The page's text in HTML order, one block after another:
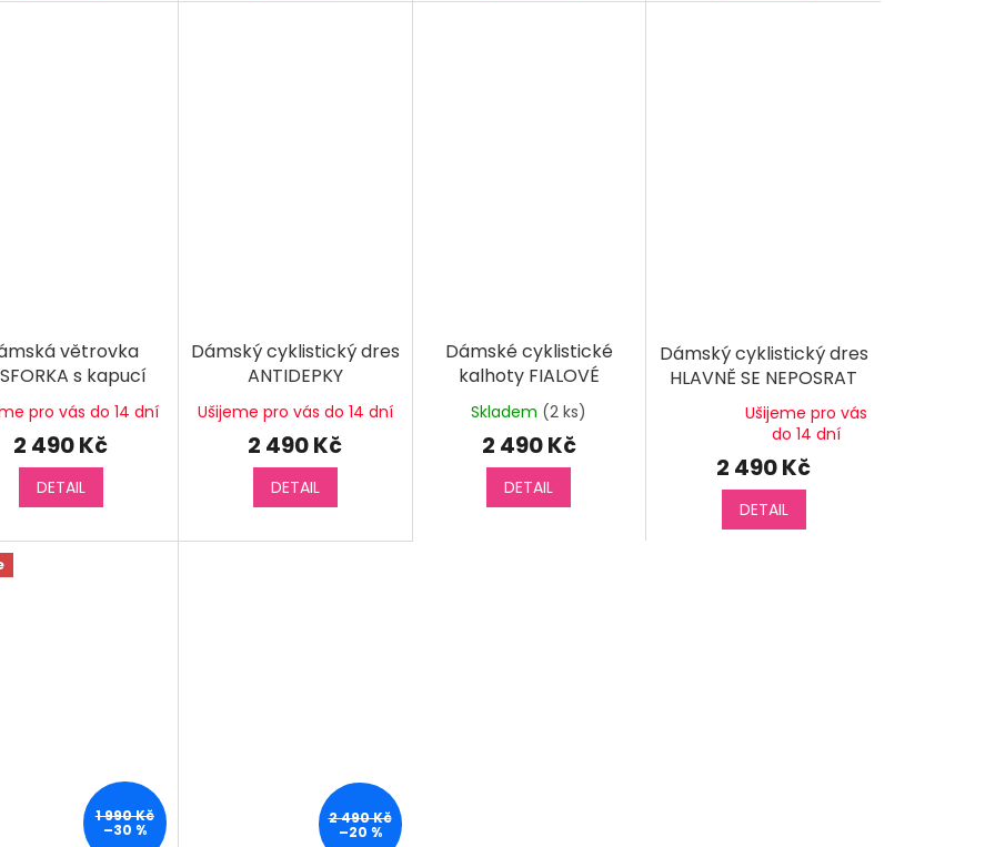
větrovka
s kapucí
pro vás do 14 dní
2 490 Kč
DETAIL
Dámský cyklistický dres
ANTIDEPKY
Ušijeme pro vás do 14 dní
2 490 Kč
DETAIL
Dámské cyklistické
kalhoty FIALOVÉ
Skladem (2 ks)
2 490 Kč
DETAIL
Dámský cyklistický dres
HLAVNĚ SE NEPOSRAT
Průměrné
hodnocení
produktu
Ušijeme pro vás
do 14 dní
2 490 Kč
DETAIL
1 990 Kč
–30 %
2 490 Kč
–20 %